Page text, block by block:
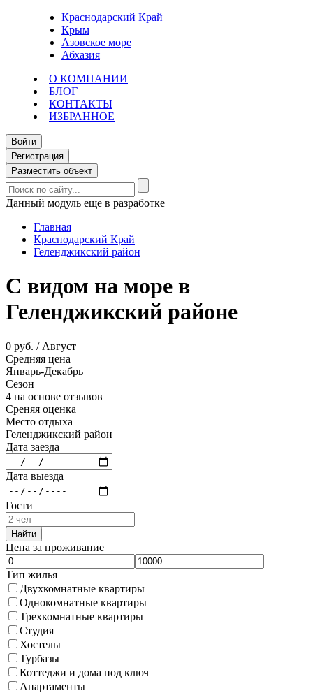
Краснодарский Край
Крым
Азовское море
Абхазия
О КОМПАНИИ
БЛОГ
КОНТАКТЫ
ИЗБРАННОЕ
Войти
Регистрация
Разместить объект
Данный модуль еще в разработке
Главная
Краснодарский Край
Геленджикский район
С видом на море в
Геленджикский районе
0 руб. / Август
Средняя цена
Январь-Декабрь
Сезон
4 на основе отзывов
Среняя оценка
Место отдыха
Геленджикский район
Дата заезда
Дата выезда
Гости
Найти
Цена за проживание
Тип жилья
Двухкомнатные квартиры
Однокомнатные квартиры
Трехкомнатные квартиры
Студия
Хостелы
Турбазы
Коттеджи и дома под ключ
Апартаменты